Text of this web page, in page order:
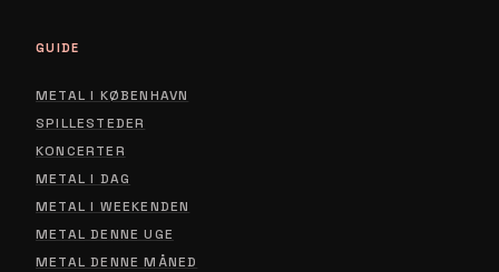
GUIDE
METAL I KØBENHAVN
SPILLESTEDER
KONCERTER
METAL I DAG
METAL I WEEKENDEN
METAL DENNE UGE
METAL DENNE MÅNED